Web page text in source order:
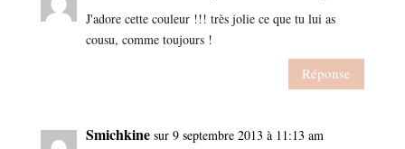
J'adore cette couleur !!! très jolie ce que tu lui as
cousu, comme toujours !
Réponse
Smichkine sur 9 septembre 2013 à 11:13 am